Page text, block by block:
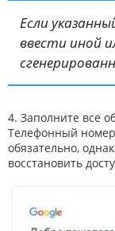
Если
ввести иной
4. Заполните все
Телефонный
обязательно,
восстановить